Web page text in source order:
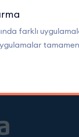
farklı
tamamen